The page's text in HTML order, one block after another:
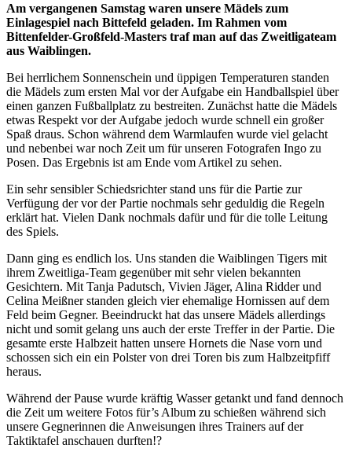
Am vergangenen Samstag waren unsere Mädels zum
Einlagespiel nach Bittefeld geladen. Im Rahmen vom
Bittenfelder-Großfeld-Masters traf man auf das Zweitligateam
aus Waiblingen.
Bei herrlichem Sonnenschein und üppigen Temperaturen standen
die Mädels zum ersten Mal vor der Aufgabe ein Handballspiel über
einen ganzen Fußballplatz zu bestreiten. Zunächst hatte die Mädels
etwas Respekt vor der Aufgabe jedoch wurde schnell ein großer
Spaß draus. Schon während dem Warmlaufen wurde viel gelacht
und nebenbei war noch Zeit um für unseren Fotografen Ingo zu
Posen. Das Ergebnis ist am Ende vom Artikel zu sehen.
Ein sehr sensibler Schiedsrichter stand uns für die Partie zur
Verfügung der vor der Partie nochmals sehr geduldig die Regeln
erklärt hat. Vielen Dank nochmals dafür und für die tolle Leitung
des Spiels.
Dann ging es endlich los. Uns standen die Waiblingen Tigers mit
ihrem Zweitliga-Team gegenüber mit sehr vielen bekannten
Gesichtern. Mit Tanja Padutsch, Vivien Jäger, Alina Ridder und
Celina Meißner standen gleich vier ehemalige Hornissen auf dem
Feld beim Gegner. Beeindruckt hat das unsere Mädels allerdings
nicht und somit gelang uns auch der erste Treffer in der Partie. Die
gesamte erste Halbzeit hatten unsere Hornets die Nase vorn und
schossen sich ein ein Polster von drei Toren bis zum Halbzeitpfiff
heraus.
Während der Pause wurde kräftig Wasser getankt und fand dennoch
die Zeit um weitere Fotos für’s Album zu schießen während sich
unsere Gegnerinnen die Anweisungen ihres Trainers auf der
Taktiktafel anschauen durften!?